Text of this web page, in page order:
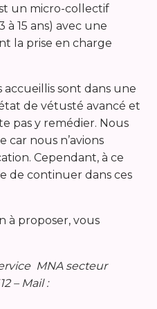
un micro-collectif
à 15 ans) avec une
la prise en charge
sont dans une
de vétusté avancé et
pas y remédier. Nous
car nous n’avions
Cependant, à ce
de continuer dans ces
à proposer, vous
MNA secteur
– Mail :